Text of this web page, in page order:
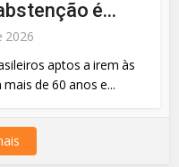
é...
2026
aptos a irem às
de 60 anos e...